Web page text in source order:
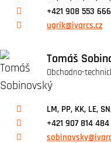
+421 908 553 666
ugrik@ivarcs.cz
Tomáš
Obchodno-
LM, PP, KK, LE,
+421 907 814 484